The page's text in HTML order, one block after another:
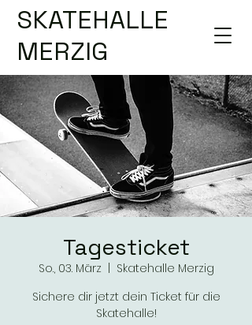
SKATEHALLE
MERZIG
Tagesticket
So., 03. März
Skatehalle Merzig
Sichere dir jetzt dein Ticket für die
Skatehalle!